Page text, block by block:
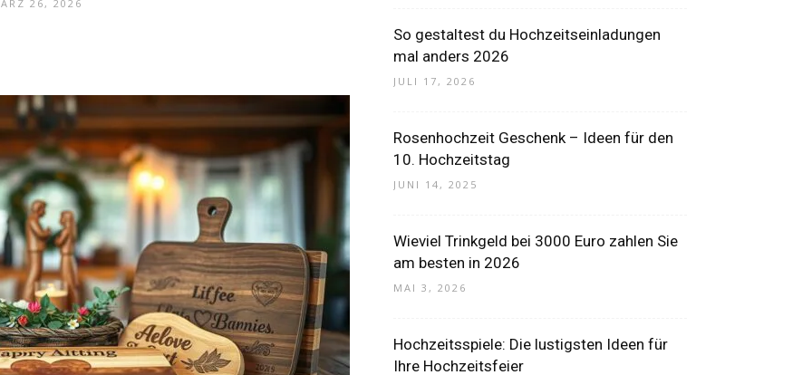
Dein
Portal
26, 2026
So gestaltest du Hochzeitseinladungen
mal anders 2026
JULI 17, 2026
Rosenhochzeit Geschenk – Ideen für den
10. Hochzeitstag
JUNI 14, 2025
Wieviel Trinkgeld bei 3000 Euro zahlen Sie
am besten in 2026
MAI 3, 2026
Hochzeitsspiele: Die lustigsten Ideen für
Ihre Hochzeitsfeier